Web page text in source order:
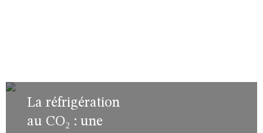
La réfrigération
au CO₂ : une